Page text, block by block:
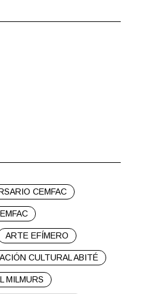
CEMFAC
ARTE EFÍMERO
CULTURAL ABITÉ
MILMURS